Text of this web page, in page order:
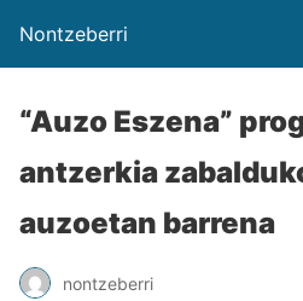
Nontzeberri
“Auzo Eszena”
antzerkia
auzoetan barrena
nontzeberri